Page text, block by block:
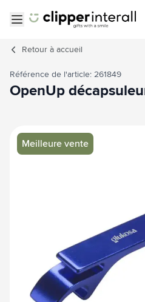
Retour à accueil
Meilleure vente
Image principale
Cliquez pour voir l'image en
Référence de l'article: 261849
OpenUp